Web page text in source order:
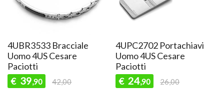
4UBR3533 Bracciale
Uomo 4US Cesare
Paciotti
€ 39,90 42,00
4UPC2702 Portachiavi
Uomo 4US Cesare
Paciotti
€ 24,90 26,00